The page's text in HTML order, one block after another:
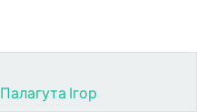
Палагута Ігор